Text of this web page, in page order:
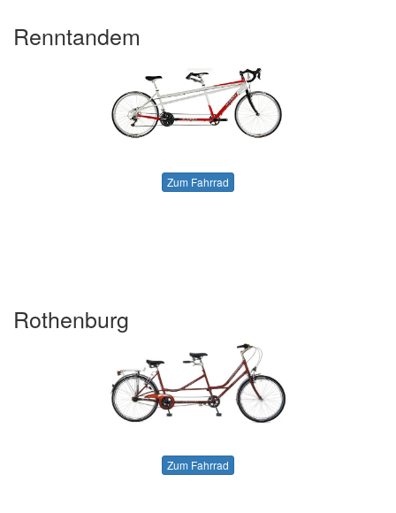
Renntandem
Zum Fahrrad
Rothenburg
Zum Fahrrad